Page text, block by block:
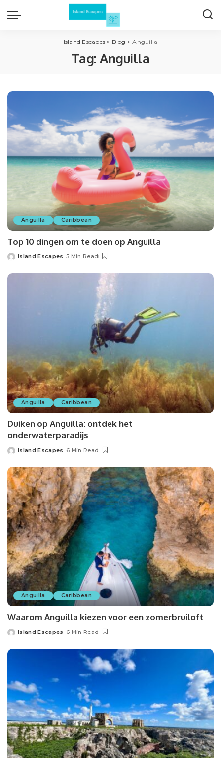
Island Escapes > Blog >Anguilla
Tag:Anguilla
Anguilla Caribbean
Top 10 dingen om te doen op Anguilla
Island Escapes 5 Min Read
Anguilla Caribbean
Duiken op Anguilla: ontdek het
onderwaterparadijs
Island Escapes 6 Min Read
Anguilla Caribbean
Waarom Anguilla kiezen voor een zomerbruiloft
Island Escapes 6 Min Read